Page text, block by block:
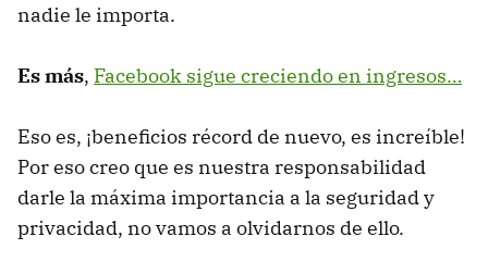
nadie le importa.
Es más, Facebook sigue creciendo en ingresos…
Eso es, ¡beneficios récord de nuevo, es increíble!
Por eso creo que es nuestra responsabilidad
darle la máxima importancia a la seguridad y
privacidad, no vamos a olvidarnos de ello.